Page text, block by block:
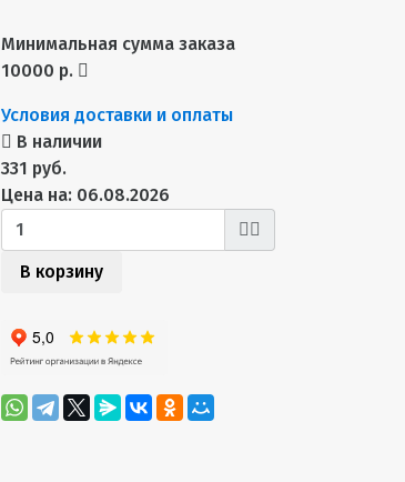
Минимальная сумма заказа
10000 р.
Условия доставки и оплаты
В наличии
331 руб.
Цена на: 06.08.2026
В корзину